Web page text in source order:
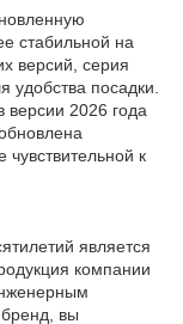
стабильной на
версий, серия
удобства посадки.
2026 года
к
является
компании
вы